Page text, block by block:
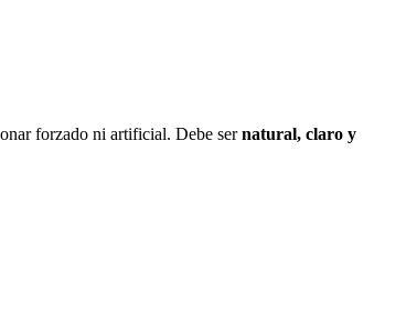
forzado ni artificial. Debe sernatural, claro y